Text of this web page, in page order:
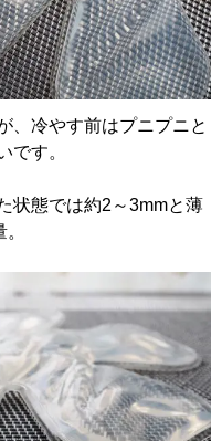
、冷やす前はプニプニと
です。
状態では約2～3mmと薄